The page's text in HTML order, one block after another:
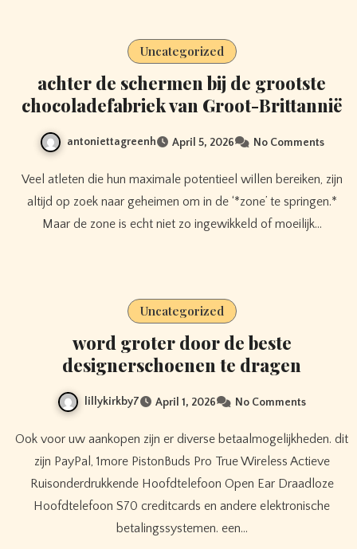
Uncategorized
achter de schermen bij de grootste
chocoladefabriek van Groot-Brittannië
antoniettagreenh April 5, 2026 No Comments
Veel atleten die hun maximale potentieel willen bereiken, zijn
altijd op zoek naar geheimen om in de ‘*zone’ te springen.*
Maar de zone is echt niet zo ingewikkeld of moeilijk…
Uncategorized
word groter door de beste
designerschoenen te dragen
lillykirkby7 April 1, 2026 No Comments
Ook voor uw aankopen zijn er diverse betaalmogelijkheden. dit
zijn PayPal, 1more PistonBuds Pro True Wireless Actieve
Ruisonderdrukkende Hoofdtelefoon Open Ear Draadloze
Hoofdtelefoon S70 creditcards en andere elektronische
betalingssystemen. een…